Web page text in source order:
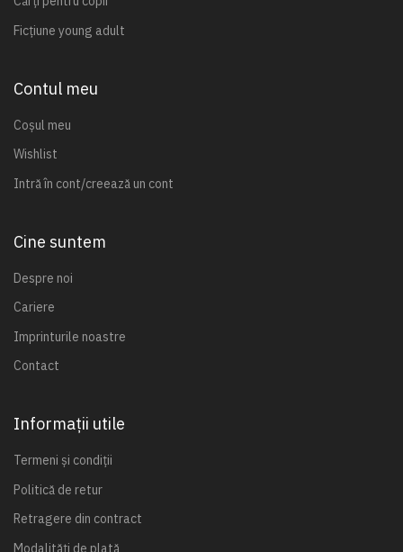
Ficțiune young adult
Contul meu
Coșul meu
Wishlist
Intră în cont/creează un cont
Cine suntem
Despre noi
Cariere
Imprinturile noastre
Contact
Informații utile
Termeni și condiții
Politică de retur
Retragere din contract
Modalități de plată